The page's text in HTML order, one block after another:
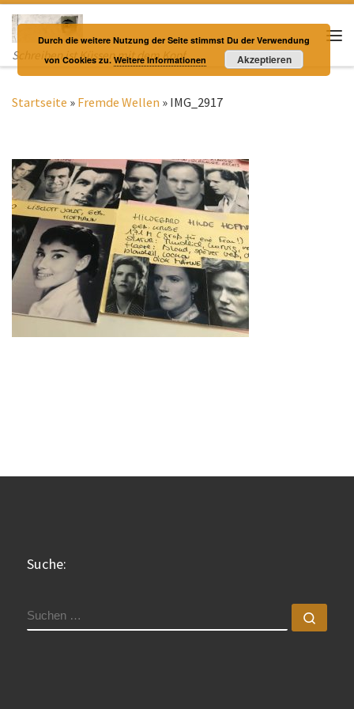
Zum Inhalt springen
Schreiben ist Küssen mit dem Kopf
Startseite » Fremde Wellen » IMG_2917
Suche:
SUCHE
Durch die weitere Nutzung der Seite stimmst Du der Verwendung
von Cookies zu.Weitere Informationen Akzeptieren